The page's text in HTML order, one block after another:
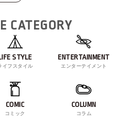
CATEGORY
STYLE
イフスタイル
ENTERTAINMENT
エンターテイメント
COMIC
コミック
COLUMN
コラム